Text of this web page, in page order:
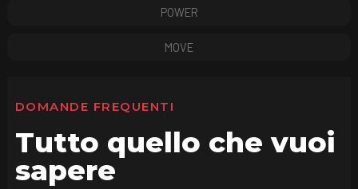
POWER
MOVE
DOMANDE FREQUENTI
Tutto quello che vuoi
sapere